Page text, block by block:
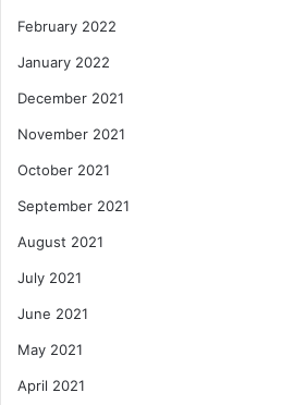
February 2022
January 2022
December 2021
November 2021
October 2021
September 2021
August 2021
July 2021
June 2021
May 2021
April 2021